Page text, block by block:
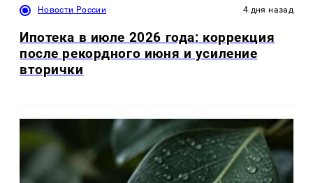
Новости России 4 дня назад
Ипотека в июле 2026 года: коррекция
после рекордного июня и усиление
вторички